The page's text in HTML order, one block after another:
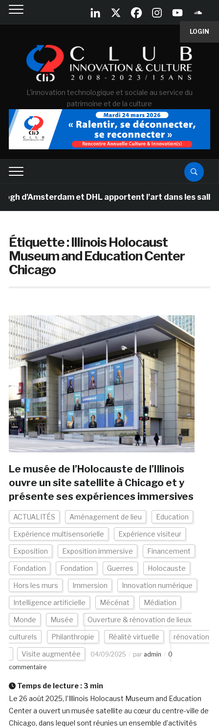
LOGIN
L'innovation technologique et sociale au service du
patrimoine et de la culture
et DHL apportent l’art dans les salles de
Étiquette :Illinois Holocaust
Museum and Education Center
Chicago
Le musée de l’Holocauste de l’Illinois
ouvre un site satellite à Chicago et y
présente ses expériences immersives
ACTUALITÉS Aménagement de lieu Education
Expérience multisensorielle Expérience visiteur
Exposition Exposition immersive Financement
Fondation Fondation Guerres Holocauste
Hors les murs Immersion Innovation numérique
Intelligence artificielle Mécénat Médiation
Monde Musée Ouverture & rénovation de lieux
culturels Philanthropie Réalité virtuelle rénovation
Visite augmentée 04/09/2025 par admin
0
commentaire
Temps de lecture : 3 min
Le 26 août 2025, l’Illinois Holocaust Museum and Education
Center a ouvert un musée satellite au cœur du centre-ville de
Chicago, dans lequel sont réunies un ensemble d’activités